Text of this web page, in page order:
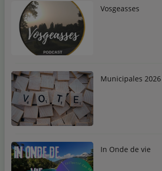
Vosgeasses
Municipales 2026
In Onde de vie